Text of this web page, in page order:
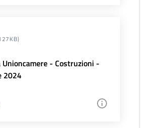
- Costruzioni -
2024